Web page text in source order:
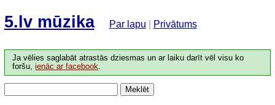
5.lv mūzika Par lapu Privātums
Ja vēlies saglabāt atrastās dziesmas un ar laiku darīt vēl visu ko
foršu,ienāc ar facebook.
Meklēt